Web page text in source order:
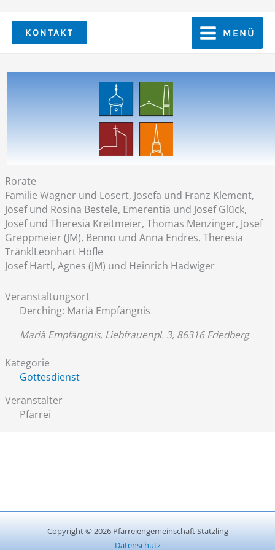
Inhalt
springenKONTAKT MENÜ
Rorate
Familie Wagner und Losert, Josefa und Franz Klement,
Josef und Rosina Bestele, Emerentia und Josef Glück,
Josef und Theresia Kreitmeier, Thomas Menzinger, Josef
Greppmeier (JM), Benno und Anna Endres, Theresia
TränklLeonhart Höfle
Josef Hartl, Agnes (JM) und Heinrich Hadwiger
Veranstaltungsort
Derching: Mariä Empfängnis
Mariä Empfängnis, Liebfrauenpl. 3, 86316 Friedberg
Kategorie
Gottesdienst
Veranstalter
Pfarrei
Copyright © 2026 Pfarreiengemeinschaft Stätzling
Datenschutz